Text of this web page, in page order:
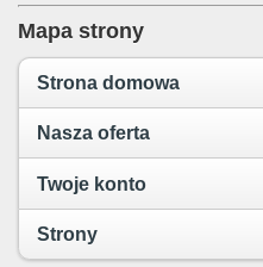
Mapa strony
Strona domowa
Nasza oferta
Twoje konto
Strony